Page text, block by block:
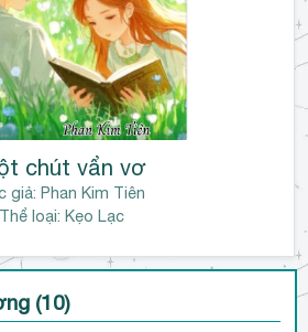
chút vẩn vơ
giả: Phan Kim Tiên
Thể loại: Kẹo Lạc
(10)